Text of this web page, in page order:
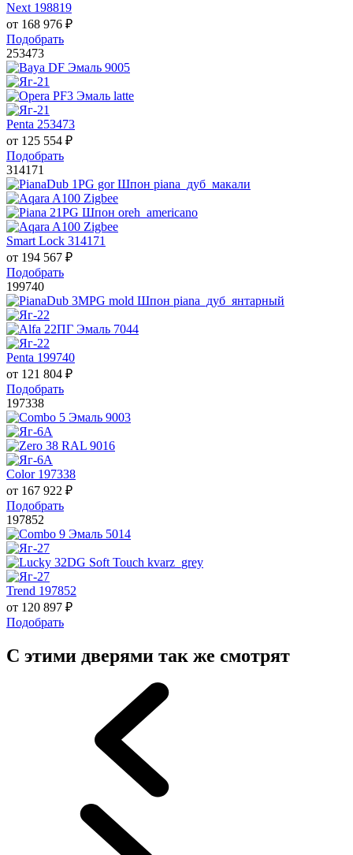
Next 198819
от 168 976 ₽
Подобрать
253473
Penta 253473
от 125 554 ₽
Подобрать
314171
Smart Lock 314171
от 194 567 ₽
Подобрать
199740
Penta 199740
от 121 804 ₽
Подобрать
197338
Color 197338
от 167 922 ₽
Подобрать
197852
Trend 197852
от 120 897 ₽
Подобрать
С этими дверями так же смотрят